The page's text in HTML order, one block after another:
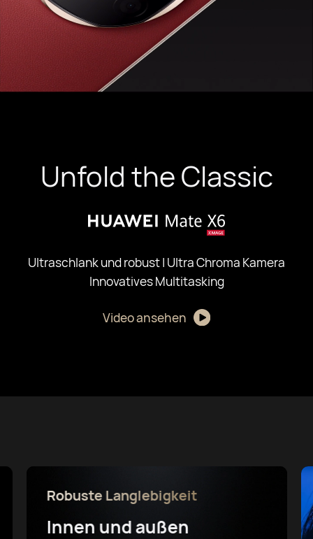
Unfold the Classic
Ultraschlank und robust | Ultra Chroma Kamera
Innovatives Multitasking
Video ansehen
Robuste Langlebigkeit
Innen und außen